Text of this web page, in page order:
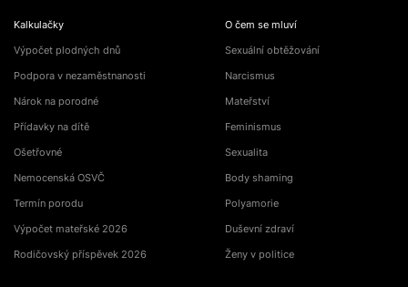
Kalkulačky
Výpočet plodných dnů
Podpora v nezaměstnanosti
Nárok na porodné
Přídavky na dítě
Ošetřovné
Nemocenská OSVČ
Termín porodu
Výpočet mateřské 2026
Rodičovský příspěvek 2026
O čem se mluví
Sexuální obtěžování
Narcismus
Mateřství
Feminismus
Sexualita
Body shaming
Polyamorie
Duševní zdraví
Ženy v politice